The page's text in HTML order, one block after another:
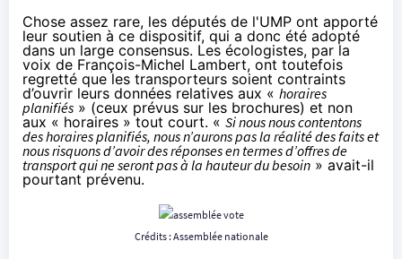
Chose assez rare, les députés de l'UMP ont apporté
leur soutien à ce dispositif, qui a donc été adopté
dans un large consensus. Les écologistes, par la
voix de François-Michel Lambert, ont toutefois
regretté que les transporteurs soient contraints
d’ouvrir leurs données relatives aux « horaires
planifiés » (ceux prévus sur les brochures) et non
aux « horaires » tout court. « Si nous nous contentons
des horaires planifiés, nous n’aurons pas la réalité des faits et
nous risquons d’avoir des réponses en termes d’offres de
transport qui ne seront pas à la hauteur du besoin » avait-il
pourtant prévenu.
Crédits : Assemblée nationale